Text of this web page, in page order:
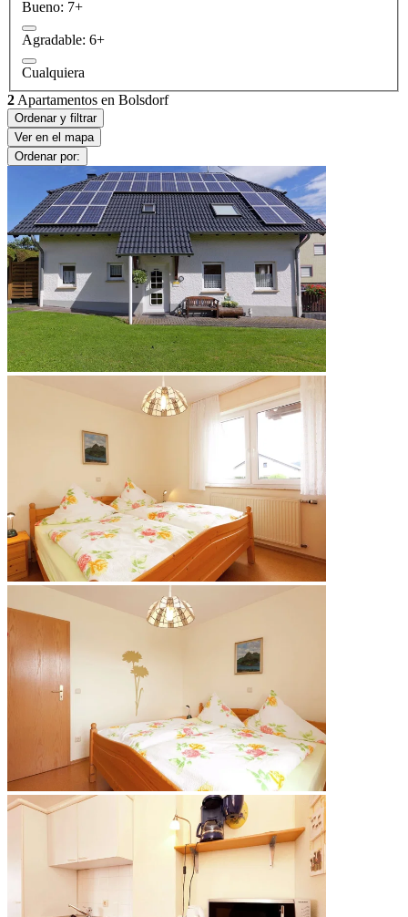
Bueno: 7+
Agradable: 6+
Cualquiera
2 Apartamentos en Bolsdorf
Ordenar y filtrar
Ver en el mapa
Ordenar por: